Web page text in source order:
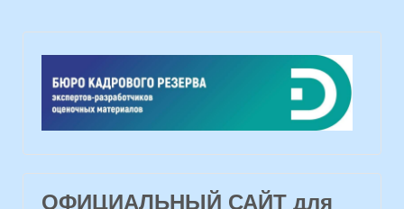
ОФИЦИАЛЬНЫЙ САЙТ для